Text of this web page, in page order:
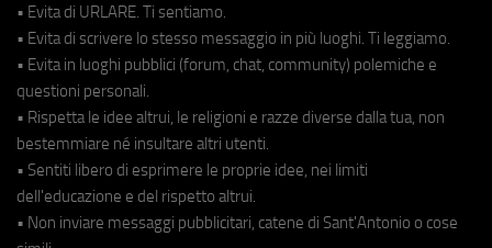
• Evita di URLARE. Ti sentiamo.
• Evita di scrivere lo stesso messaggio in più luoghi. Ti leggiamo.
• Evita in luoghi pubblici (forum, chat, community) polemiche e
questioni personali.
• Rispetta le idee altrui, le religioni e razze diverse dalla tua, non
bestemmiare né insultare altri utenti.
• Sentiti libero di esprimere le proprie idee, nei limiti
dell'educazione e del rispetto altrui.
• Non inviare messaggi pubblicitari, catene di Sant'Antonio o cose